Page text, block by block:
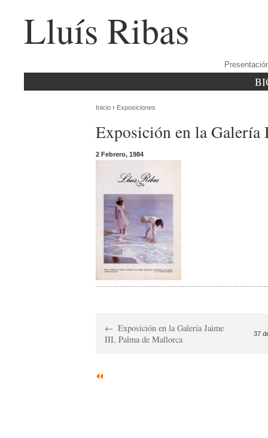
Lluís Ribas
Inicio › Exposiciones
Exposición en la
2 Febrero, 1984
Exposición en la Galería Jaime
III, Palma de Mallorca
37